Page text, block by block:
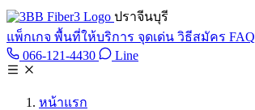
ข้ามไปเนื้อหาหลัก ปราจีนบุรี
แพ็กเกจ พื้นที่ให้บริการ จุดเด่น วิธีสมัคร FAQ
066-121-4430 โทร 066-121-4430
LineLine @tan3bb
หน้าแรก